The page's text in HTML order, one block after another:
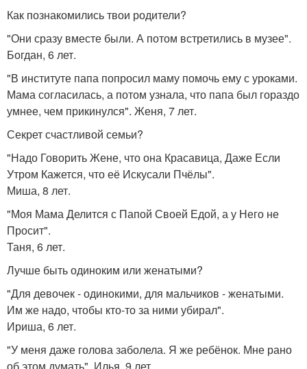
Как познакомились твои родители?
"Они сразу вместе были. А потом встретились в музее".
Богдан, 6 лет.
"В институте папа попросил маму помочь ему с уроками.
Мама согласилась, а потом узнала, что папа был гораздо
умнее, чем прикинулся". Женя, 7 лет.
Секрет счастливой семьи?
"Надо Говорить Жене, что она Красавица, Даже Если
Утром Кажется, что её Искусали Пчёлы".
Миша, 8 лет.
"Моя Мама Делится с Папой Своей Едой, а у Него не
Просит".
Таня, 6 лет.
Лучше быть одиноким или женатыми?
"Для девочек - одинокими, для мальчиков - женатыми.
Им же надо, чтобы кто-то за ними убирал".
Ириша, 6 лет.
"У меня даже голова заболела. Я же ребёнок. Мне рано